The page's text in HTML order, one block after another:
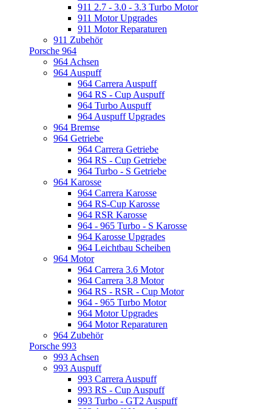
911 2.7 - 3.0 - 3.3 Turbo Motor
911 Motor Upgrades
911 Motor Reparaturen
911 Zubehör
Porsche 964
964 Achsen
964 Auspuff
964 Carrera Auspuff
964 RS - Cup Auspuff
964 Turbo Auspuff
964 Auspuff Upgrades
964 Bremse
964 Getriebe
964 Carrera Getriebe
964 RS - Cup Getriebe
964 Turbo - S Getriebe
964 Karosse
964 Carrera Karosse
964 RS-Cup Karosse
964 RSR Karosse
964 - 965 Turbo - S Karosse
964 Karosse Upgrades
964 Leichtbau Scheiben
964 Motor
964 Carrera 3.6 Motor
964 Carrera 3.8 Motor
964 RS - RSR - Cup Motor
964 - 965 Turbo Motor
964 Motor Upgrades
964 Motor Reparaturen
964 Zubehör
Porsche 993
993 Achsen
993 Auspuff
993 Carrera Auspuff
993 RS - Cup Auspuff
993 Turbo - GT2 Auspuff